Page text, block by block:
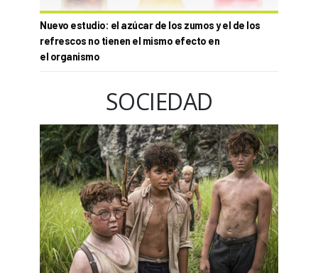
Nuevo estudio: el azúcar de los zumos y el de los
refrescos no tienen el mismo efecto en
el organismo
SOCIEDAD